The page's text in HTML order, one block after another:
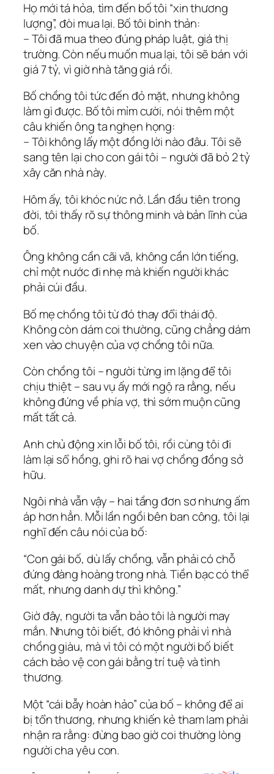
Họ mới tá hỏa, tìm đến bố tôi “xin thương
lượng”, đòi mua lại. Bố tôi bình thản:
– Tôi đã mua theo đúng pháp luật, giá thị
trường. Còn nếu muốn mua lại, tôi sẽ bán với
giá 7 tỷ, vì giờ nhà tăng giá rồi.
Bố chồng tôi tức đến đỏ mặt, nhưng không
làm gì được. Bố tôi mỉm cười, nói thêm một
câu khiến ông ta nghẹn họng:
– Tôi không lấy một đồng lời nào đâu. Tôi sẽ
sang tên lại cho con gái tôi – người đã bỏ 2 tỷ
xây căn nhà này.
Hôm ấy, tôi khóc nức nở. Lần đầu tiên trong
đời, tôi thấy rõ sự thông minh và bản lĩnh của
bố.
Ông không cần cãi vã, không cần lớn tiếng,
chỉ một nước đi nhẹ mà khiến người khác
phải cúi đầu.
Bố mẹ chồng tôi từ đó thay đổi thái độ.
Không còn dám coi thường, cũng chẳng dám
xen vào chuyện của vợ chồng tôi nữa.
Còn chồng tôi – người từng im lặng để tôi
chịu thiệt – sau vụ ấy mới ngộ ra rằng, nếu
không đứng về phía vợ, thì sớm muộn cũng
mất tất cả.
Anh chủ động xin lỗi bố tôi, rồi cùng tôi đi
làm lại sổ hồng, ghi rõ hai vợ chồng đồng sở
hữu.
Ngôi nhà vẫn vậy – hai tầng đơn sơ nhưng ấm
áp hơn hẳn. Mỗi lần ngồi bên ban công, tôi lại
nghĩ đến câu nói của bố:
“Con gái bố, dù lấy chồng, vẫn phải có chỗ
đứng đàng hoàng trong nhà. Tiền bạc có thể
mất, nhưng danh dự thì không.”
Giờ đây, người ta vẫn bảo tôi là người may
mắn. Nhưng tôi biết, đó không phải vì nhà
chồng giàu, mà vì tôi có một người bố biết
cách bảo vệ con gái bằng trí tuệ và tình
thương.
Một “cái bẫy hoàn hảo” của bố – không để ai
bị tổn thương, nhưng khiến kẻ tham lam phải
nhận ra rằng: đừng bao giờ coi thường lòng
người cha yêu con.